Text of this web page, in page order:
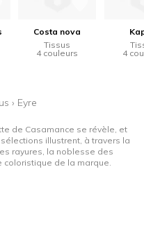
Costa nova
Tissus
4 couleurs
4
› Eyre
de Casamance se révèle, et
illustrent, à travers la
rayures, la noblesse des
de la marque.